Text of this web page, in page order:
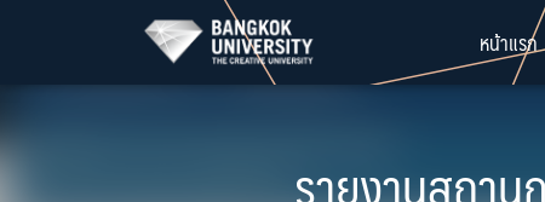
content
หน้าแรก
รายงานสถา